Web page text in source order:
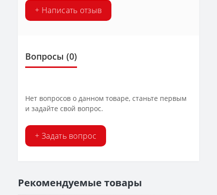
+ Написать отзыв
Вопросы (0)
Нет вопросов о данном товаре, станьте первым
и задайте свой вопрос.
+ Задать вопрос
Рекомендуемые товары